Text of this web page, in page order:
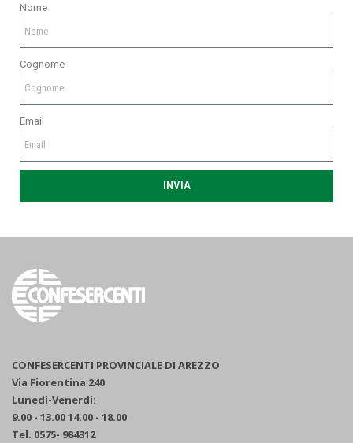
Nome
Cognome
Email
INVIA
CONFESERCENTI PROVINCIALE DI AREZZO
Via Fiorentina 240
Lunedì-Venerdì:
9.00 - 13.00 14.00 - 18.00
Tel. 0575- 984312